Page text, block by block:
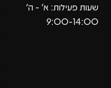
שעות פעילות: א׳ - ה׳
9:00-14:00